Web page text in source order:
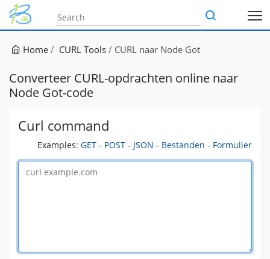
Home CURL Tools CURL naar Node Got
Converteer CURL-opdrachten online naar
Node Got-code
Curl command
Examples: GET - POST - JSON - Bestanden - Formulier